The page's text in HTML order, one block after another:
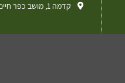
קדמה 1, מושב כפר חיים